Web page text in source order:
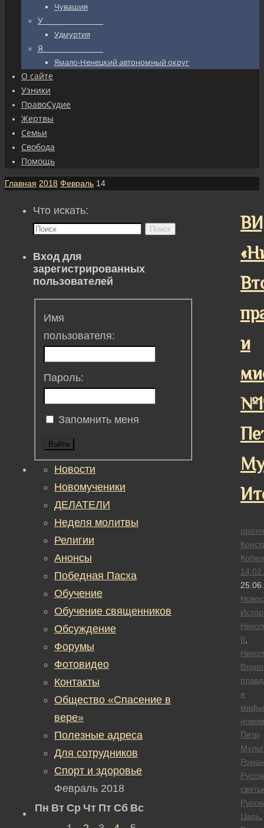
Чувашия
У_________________
Удмуртия
Я_________________
Ямало-Ненецкий автономный округ
О сайте
Узники
ПравоСудие
Жертвы
Семьи
Свобода
Помощь
Главная 2018 Февраль 14
и
II
и
мифы
Петр
Царь
Что искать:
Поиск
Вход для
зарегистрированных
пользователей
Имя
пользователя:
Пароль:
Запомнить меня
Войти
Новости
Новомученики
ДЕЛАТЕЛИ
Неделя молитвы
Религии
Анонсы
Победная Пасха
Обучение
Обучение священников
Обсуждение
Форумы
Фотовидео
Контакты
Общество «Спасение в
вере»
Полезные адреса
Для сотрудников
Спорт и здоровье
Февраль 2018
Пн Вт Ср Чт Пт Сб Вс